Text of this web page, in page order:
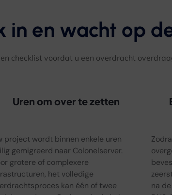
in en wacht op
checklist voordat u een overdracht
Uren om over te zetten
project wordt binnen enkele uren
gemigreerd naar Colonelserver.
grotere of complexere
het volledige
kan één of twee
na